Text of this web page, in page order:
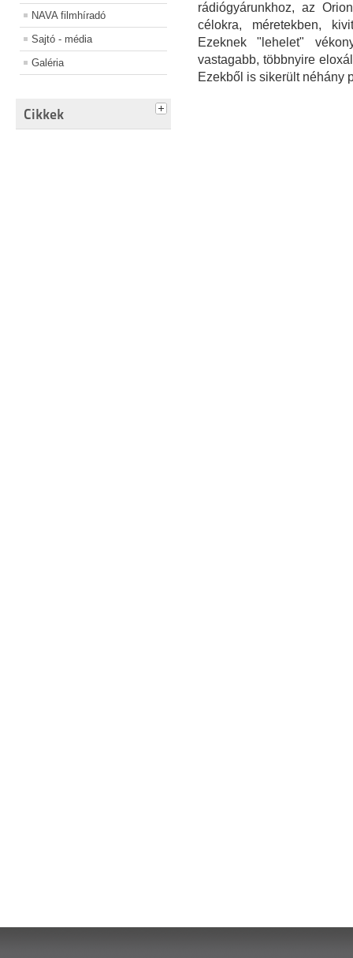
NAVA filmhíradó
Sajtó - média
Galéria
Cikkek
rádiógyárunkhoz, az
célokra, méretekben,
Ezeknek "lehelet"
vastagabb, többnyire
Ezekből is sikerült néhány